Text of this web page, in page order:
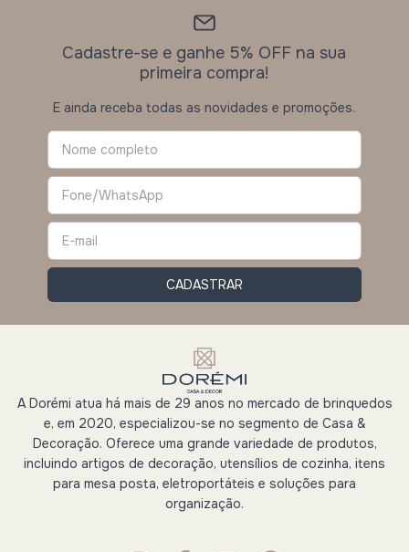
Cadastre-se e ganhe 5% OFF na sua
primeira compra!
E ainda receba todas as novidades e promoções.
A Dorémi atua há mais de 29 anos no mercado de brinquedos
e, em 2020, especializou-se no segmento de Casa &
Decoração. Oferece uma grande variedade de produtos,
incluindo artigos de decoração, utensílios de cozinha, itens
para mesa posta, eletroportáteis e soluções para
organização.